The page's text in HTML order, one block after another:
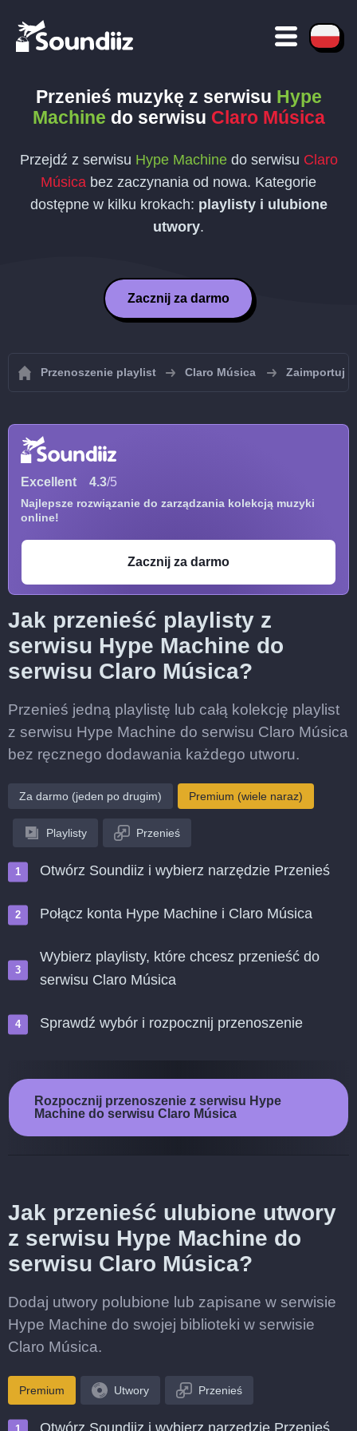
Przenieś muzykę z serwisu Hype
Machine do serwisu Claro Música
Przejdź z serwisu Hype Machinedo serwisu Claro
Música bez zaczynania od nowa. Kategorie
dostępne w kilku krokach: playlisty i ulubione
utwory.
Zacznij za darmo
Przenoszenie playlist Claro Música Zaimportuj
Excellent 4.3/5
Najlepsze rozwiązanie do zarządzania kolekcją muzyki
online!
Zacznij za darmo
Jak przenieść playlisty z
serwisu Hype Machine do
serwisu Claro Música?
Przenieś jedną playlistę lub całą kolekcję playlist
z serwisu Hype Machine do serwisu Claro Música
bez ręcznego dodawania każdego utworu.
Za darmo (jeden po drugim) Premium (wiele naraz)
Playlisty Przenieś
Otwórz Soundiiz i wybierz narzędzie Przenieś
Połącz konta Hype Machine i Claro Música
Wybierz playlisty, które chcesz przenieść do
serwisu Claro Música
Sprawdź wybór i rozpocznij przenoszenie
Rozpocznij przenoszenie z serwisu Hype
Machine do serwisu Claro Música
Jak przenieść ulubione utwory
z serwisu Hype Machine do
serwisu Claro Música?
Dodaj utwory polubione lub zapisane w serwisie
Hype Machine do swojej biblioteki w serwisie
Claro Música.
Premium Utwory Przenieś
Otwórz Soundiiz i wybierz narzędzie Przenieś